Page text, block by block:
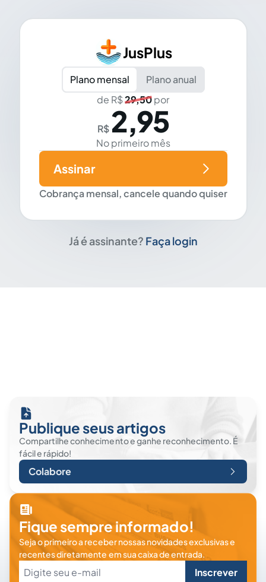
JusPlus
Plano mensal
Plano anual
de R$29,50por
R$ 2,95
No primeiro mês
Cobrança mensal, cancele quando quiser
Assinar
Já é assinante? Faça login
Publique seus artigos
Compartilhe conhecimento e ganhe reconhecimento. É
fácil e rápido!
Colabore
Fique sempre informado!
Seja o primeiro a receber nossas novidades exclusivas e
recentes diretamente em sua caixa de entrada.
Inscrever